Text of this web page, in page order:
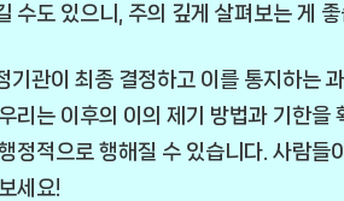
수도 있으니, 주의 깊게 살펴보는 게 좋
기관이 최종 결정하고 이를 통지하는
리는 이후의 이의 제기 방법과 기한을
정적으로 행해질 수 있습니다. 사람들
세요!